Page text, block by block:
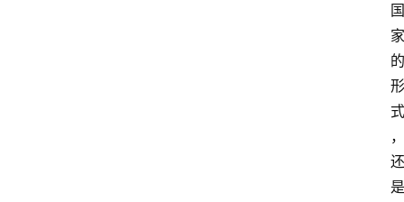
国
家
的
形
式
，
还
是